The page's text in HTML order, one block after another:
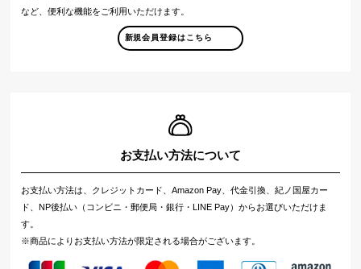
など、便利な機能をご利用いただけます。
新規会員登録はこちら
お支払い方法について
お支払い方法は、クレジットカード、Amazon Pay、代金引換、紀ノ国屋カー
ド、NP後払い（コンビニ・郵便局・銀行・LINE Pay）からお選びいただけま
す。
※商品によりお支払い方法が限定される場合がございます。